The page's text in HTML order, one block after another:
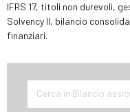
IFRS 17, titoli non durevoli,
Solvency II, bilancio
finanziari.